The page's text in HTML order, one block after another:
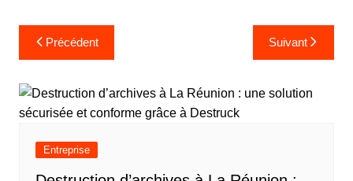
Navigation
de
l’article
Précédent Suivant
Entreprise